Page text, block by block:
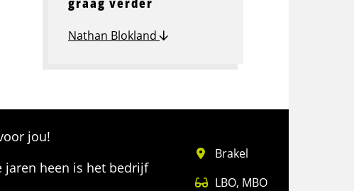
Nathan Blokland
jou!
jaren heen is het bedrijf
Brakel
LBO, MBO